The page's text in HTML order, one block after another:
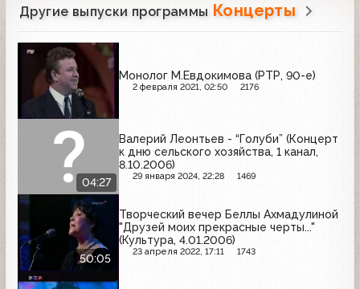
Другие выпуски программы Концерты
Монолог М.Евдокимова (РТР, 90-е)
2 февраля 2021, 02:50 2176
04:27
Валерий Леонтьев - “Голуби” (Концерт
к дню сельского хозяйства, 1 канал,
8.10.2006)
29 января 2024, 22:28 1469
50:05
Творческий вечер Беллы Ахмадулиной
"Друзей моих прекрасные черты..."
(Культура, 4.01.2006)
23 апреля 2022, 17:11 1743